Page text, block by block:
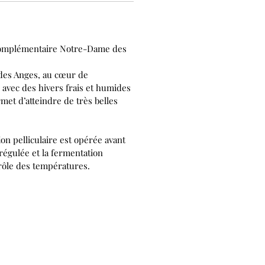
Notre-Dame des
Anges, au cœur de
des hivers frais et humides
d’atteindre de très belles
pelliculaire est opérée avant
et la fermentation
des températures.